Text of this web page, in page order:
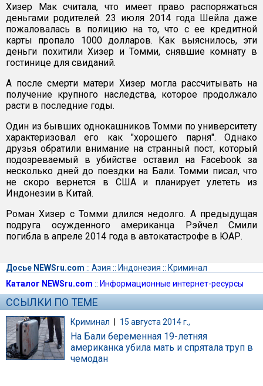
Хизер Мак считала, что имеет право распоряжаться
деньгами родителей. 23 июля 2014 года Шейла даже
пожаловалась в полицию на то, что с ее кредитной
карты пропало 1000 долларов. Как выяснилось, эти
деньги похитили Хизер и Томми, снявшие комнату в
гостинице для свиданий.
А после смерти матери Хизер могла рассчитывать на
получение крупного наследства, которое продолжало
расти в последние годы.
Один из бывших однокашников Томми по университету
характеризовал его как "хорошего парня". Однако
друзья обратили внимание на странный пост, который
подозреваемый в убийстве оставил на Facebook за
несколько дней до поездки на Бали. Томми писал, что
не скоро вернется в США и планирует улететь из
Индонезии в Китай.
Роман Хизер с Томми длился недолго. А предыдущая
подруга осужденного американца Рэйчел Смили
погибла в апреле 2014 года в автокатастрофе в ЮАР.
Досье NEWSru.com :: Азия :: Индонезия :: Криминал
Каталог NEWSru.com :: Информационные интернет-ресурсы
ССЫЛКИ ПО ТЕМЕ
Криминал | 15 августа 2014 г.,
На Бали беременная 19-летняя
американка убила мать и спрятала труп в
чемодан